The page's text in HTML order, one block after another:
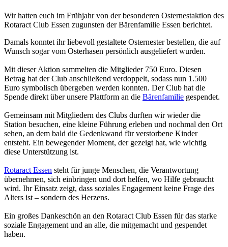
Wir hatten euch im Frühjahr von der besonderen Osternestaktion des
Rotaract Club Essen zugunsten der Bärenfamilie Essen berichtet.
Damals konntet ihr liebevoll gestaltete Osternester bestellen, die auf
Wunsch sogar vom Osterhasen persönlich ausgeliefert wurden.
Mit dieser Aktion sammelten die Mitglieder 750 Euro. Diesen
Betrag hat der Club anschließend verdoppelt, sodass nun 1.500
Euro symbolisch übergeben werden konnten. Der Club hat die
Spende direkt über unsere Plattform an die Bärenfamilie gespendet.
Gemeinsam mit Mitgliedern des Clubs durften wir wieder die
Station besuchen, eine kleine Führung erleben und nochmal den Ort
sehen, an dem bald die Gedenkwand für verstorbene Kinder
entsteht. Ein bewegender Moment, der gezeigt hat, wie wichtig
diese Unterstützung ist.
Rotaract Essen steht für junge Menschen, die Verantwortung
übernehmen, sich einbringen und dort helfen, wo Hilfe gebraucht
wird. Ihr Einsatz zeigt, dass soziales Engagement keine Frage des
Alters ist – sondern des Herzens.
Ein großes Dankeschön an den Rotaract Club Essen für das starke
soziale Engagement und an alle, die mitgemacht und gespendet
haben.